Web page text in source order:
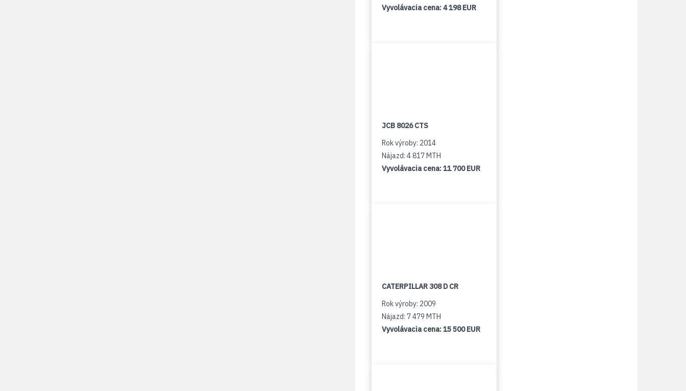
Vyvolávacia cena:4 198 EUR
JCB 8026 CTS
Rok výroby: 2014
Nájazd: 4 817 MTH
Vyvolávacia cena:11 700 EUR
CATERPILLAR 308 D CR
Rok výroby: 2009
Nájazd: 7 479 MTH
Vyvolávacia cena:15 500 EUR